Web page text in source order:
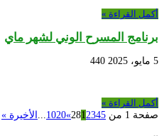
أكمل القراءة »
برنامج المسرح الوني لشهر ماي
5 مايو، 2025 440
أكمل القراءة »
صفحة 1 من 28
12345
»
1020
... الأخيرة »